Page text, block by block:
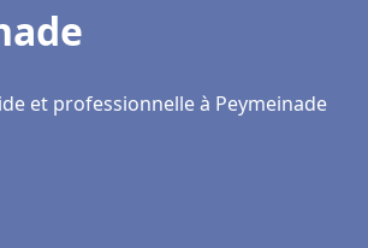
et professionnelle à Peymeinade